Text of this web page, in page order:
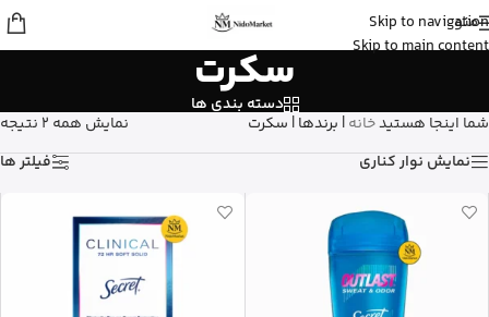
Skip to navigation
Skip to main content
منو
سکرت
دسته بندی ها
شما اینجا هستیدخانه| برندها| سکرت
نمایش همه 2 نتیجه
نمایش نوار کناری
فیلتر ها
مهرنوشاز تهران
کلروفیل مایع ناو نعنایی رو خرید کرد